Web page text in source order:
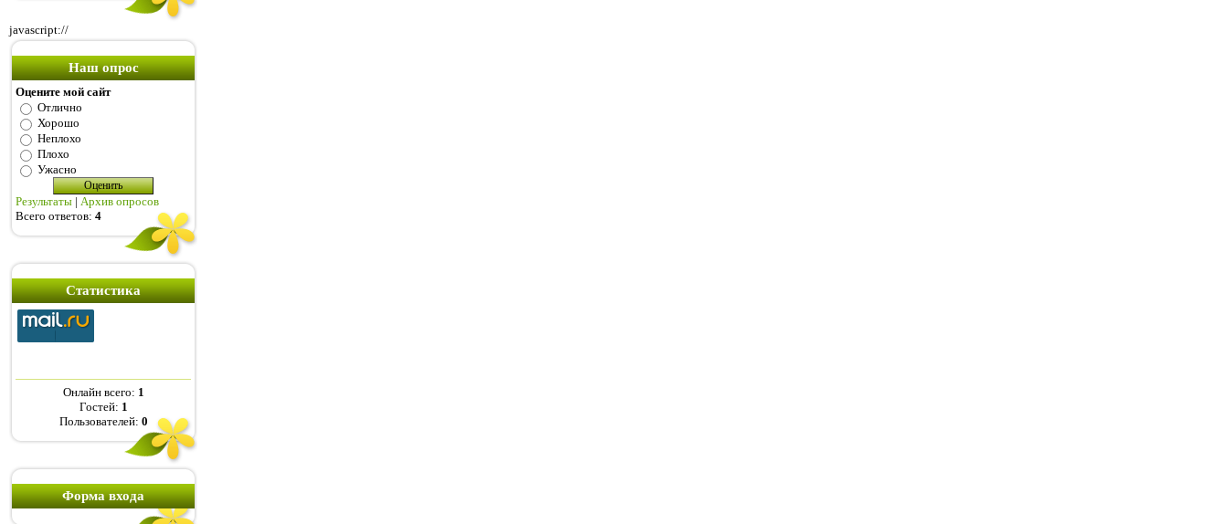
javascript://
Наш опрос
Оцените мой сайт
Отлично
Хорошо
Неплохо
Плохо
Ужасно
Результаты | Архив опросов
Всего ответов: 4
Статистика
Онлайн всего: 1
Гостей: 1
Пользователей: 0
Форма входа